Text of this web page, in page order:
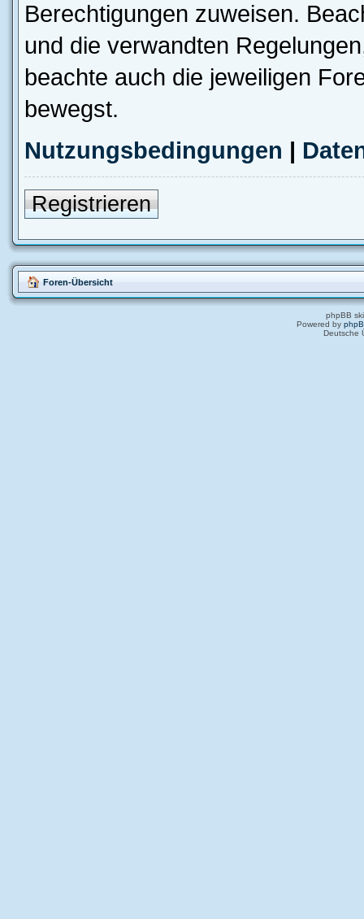
Berechtigungen zuweisen.
und die verwandten
beachte auch die jeweiligen
bewegst.
Nutzungsbedingungen |
Registrieren
Foren-Übersicht
phpBB
Powered by
Deutsche